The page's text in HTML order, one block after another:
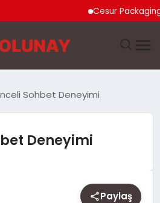
Cesur Packaging,
Sohbet Deneyimi
Deneyimi
Paylaş